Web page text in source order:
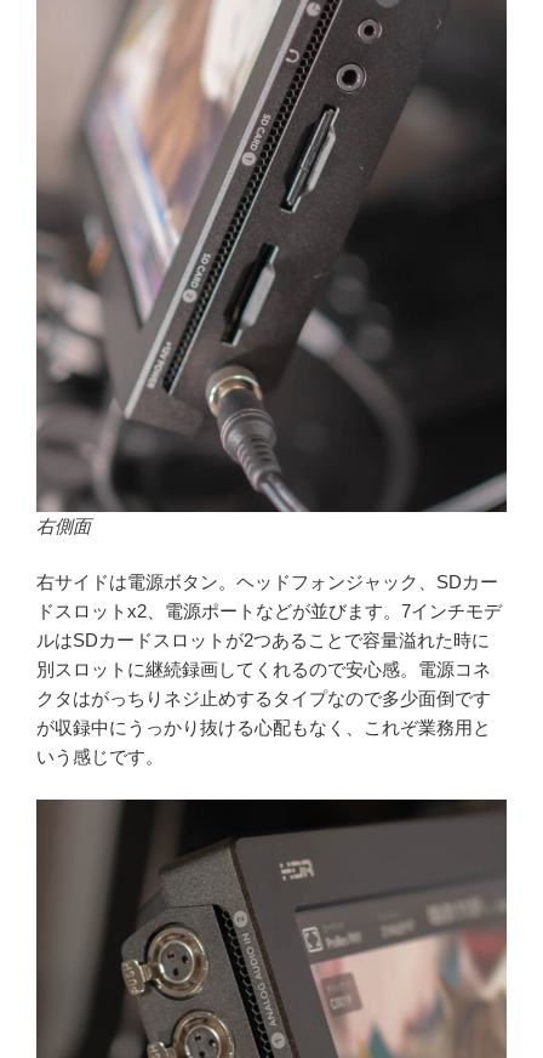
右側面
右サイドは電源ボタン。ヘッドフォンジャック、SDカー
ドスロットx2、電源ポートなどが並びます。7インチモデ
ルはSDカードスロットが2つあることで容量溢れた時に
別スロットに継続録画してくれるので安心感。電源コネ
クタはがっちりネジ止めするタイプなので多少面倒です
が収録中にうっかり抜ける心配もなく、これぞ業務用と
いう感じです。